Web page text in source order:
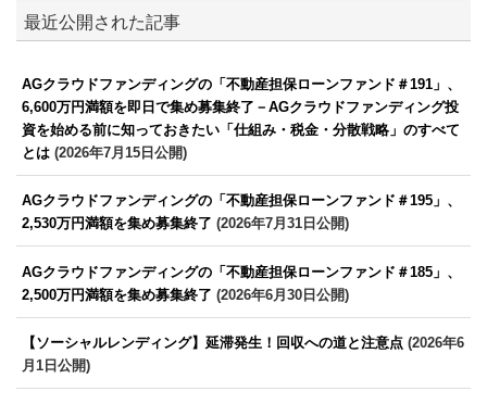
最近公開された記事
AGクラウドファンディングの「不動産担保ローンファンド＃191」、
6,600万円満額を即日で集め募集終了－AGクラウドファンディング投
資を始める前に知っておきたい「仕組み・税金・分散戦略」のすべて
とは (2026年7月15日公開)
AGクラウドファンディングの「不動産担保ローンファンド＃195」、
2,530万円満額を集め募集終了 (2026年7月31日公開)
AGクラウドファンディングの「不動産担保ローンファンド＃185」、
2,500万円満額を集め募集終了 (2026年6月30日公開)
【ソーシャルレンディング】延滞発生！回収への道と注意点 (2026年6
月1日公開)